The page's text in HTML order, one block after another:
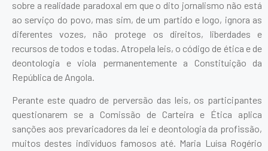
sobre a realidade paradoxal em que o dito jornalismo não está
ao serviço do povo, mas sim, de um partido e logo, ignora as
diferentes vozes, não protege os direitos, liberdades e
recursos de todos e todas. Atropela leis, o código de ética e de
deontologia e viola permanentemente a Constituição da
República de Angola.
Perante este quadro de perversão das leis, os participantes
questionarem se a Comissão de Carteira e Ética aplica
sanções aos prevaricadores da lei e deontologia da profissão,
muitos destes indivíduos famosos até. Maria Luísa Rogério